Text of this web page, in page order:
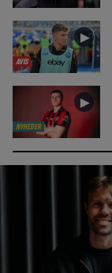
AVIS
►
NYHEDER
►